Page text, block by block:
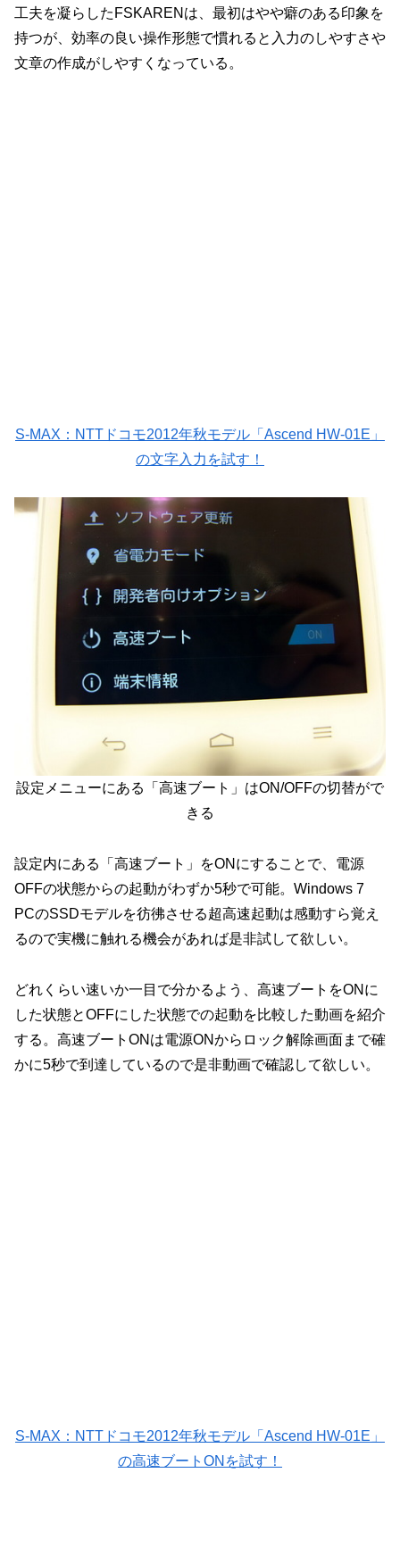
工夫を凝らしたFSKARENは、最初はやや癖のある印象を
持つが、効率の良い操作形態で慣れると入力のしやすさや
文章の作成がしやすくなっている。
S-MAX：NTTドコモ2012年秋モデル「Ascend HW-01E」
の文字入力を試す！
設定メニューにある「高速ブート」はON/OFFの切替がで
きる
設定内にある「高速ブート」をONにすることで、電源
OFFの状態からの起動がわずか5秒で可能。Windows 7
PCのSSDモデルを彷彿させる超高速起動は感動すら覚え
るので実機に触れる機会があれば是非試して欲しい。
どれくらい速いか一目で分かるよう、高速ブートをONに
した状態とOFFにした状態での起動を比較した動画を紹介
する。高速ブートONは電源ONからロック解除画面まで確
かに5秒で到達しているので是非動画で確認して欲しい。
S-MAX：NTTドコモ2012年秋モデル「Ascend HW-01E」
の高速ブートONを試す！